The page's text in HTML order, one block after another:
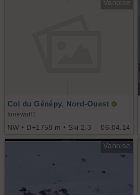
Vanoise
06.04.14
Col du Génépy, Nord-Ouest
lonewolf1
NW • D+1758 m • Ski 2.3
Vanoise